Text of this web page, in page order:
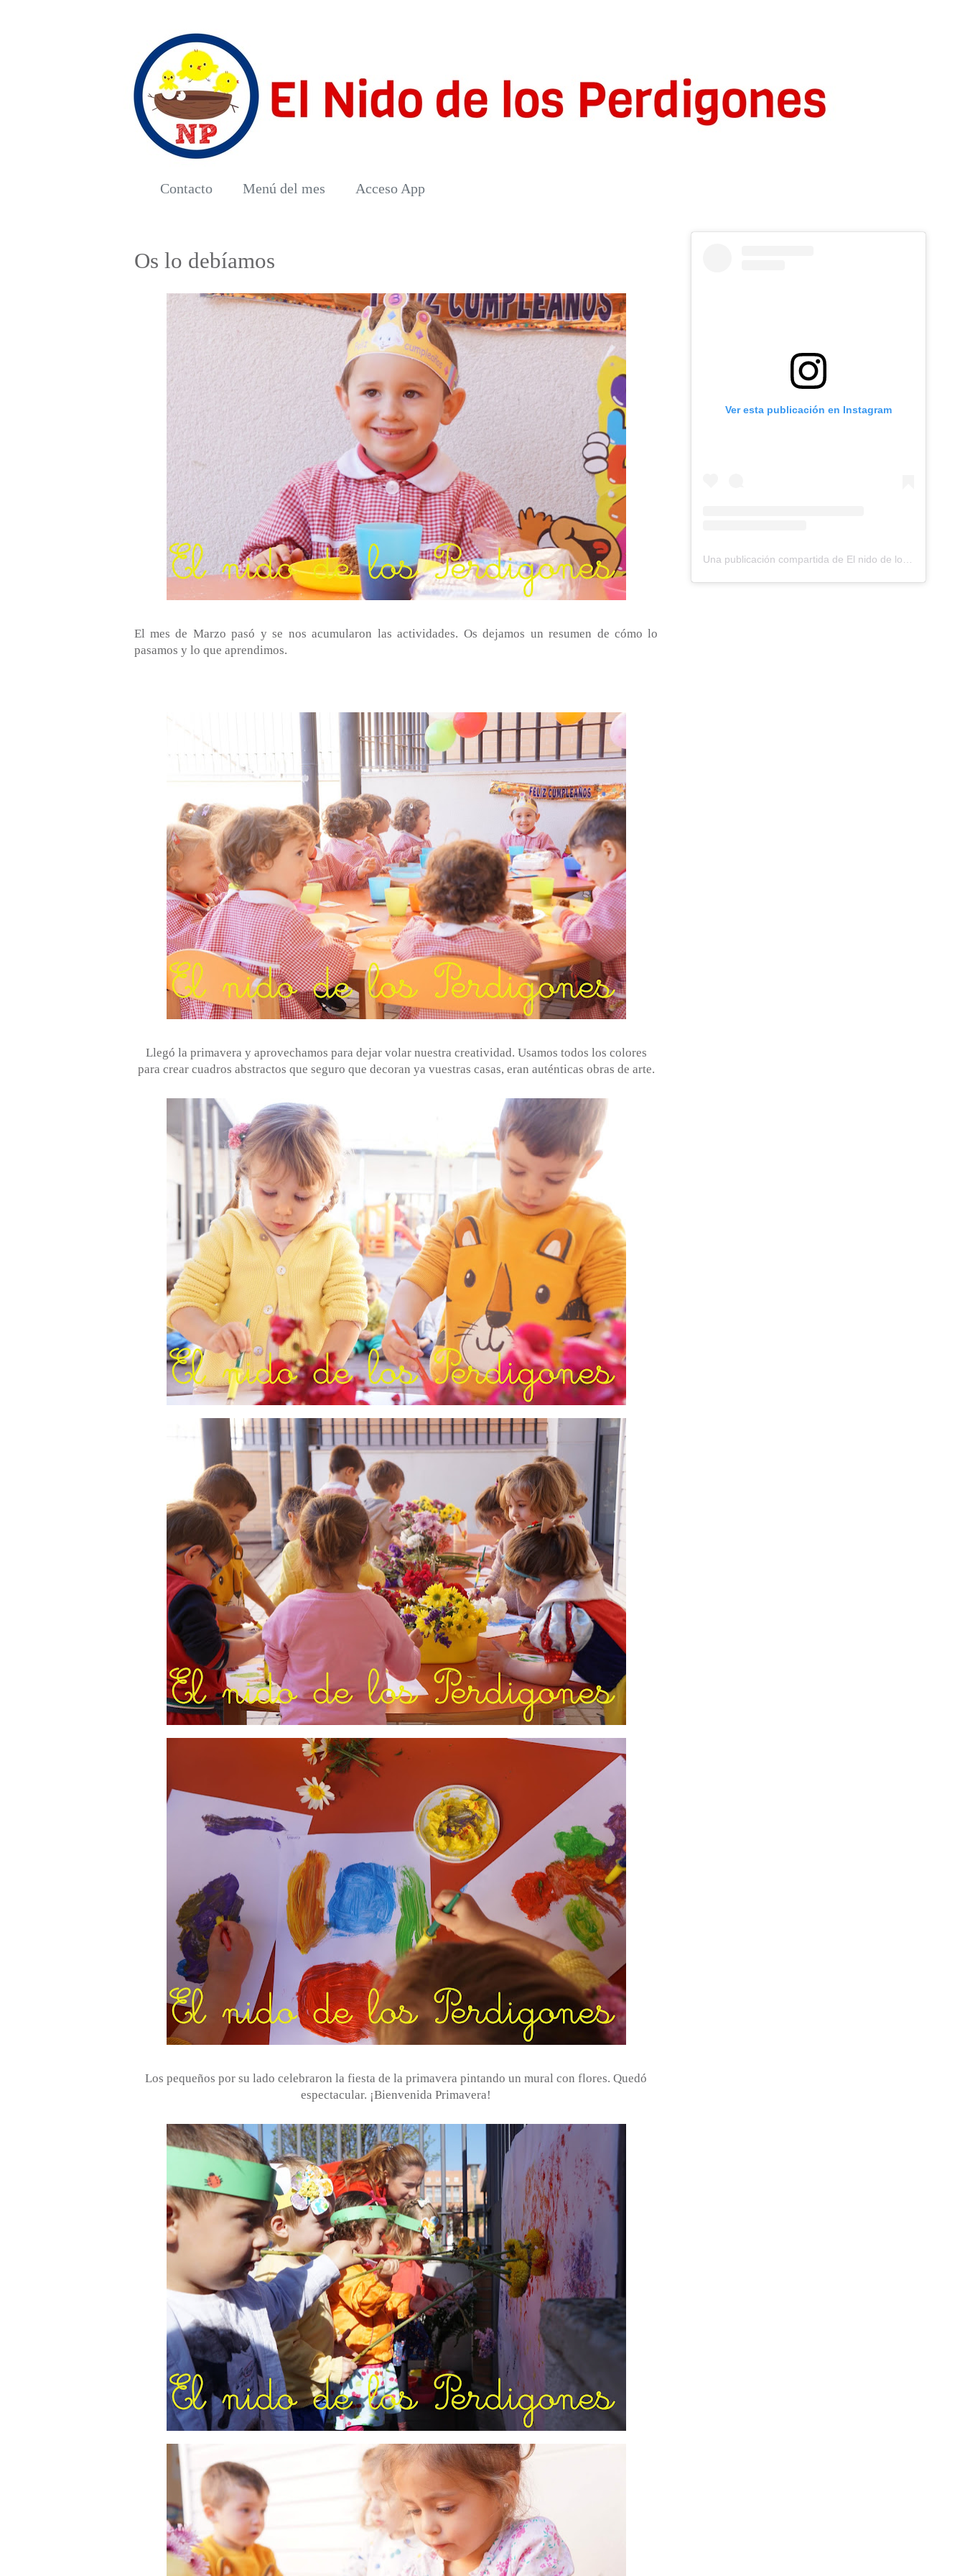
Contacto Menú del mes Acceso App
Os lo debíamos
El mes de Marzo pasó y se nos acumularon las actividades. Os dejamos un resumen de cómo lo
pasamos y lo que aprendimos.
Llegó la primavera y aprovechamos para dejar volar nuestra creatividad. Usamos todos los colores
para crear cuadros abstractos que seguro que decoran ya vuestras casas, eran auténticas obras de arte.
Los pequeños por su lado celebraron la fiesta de la primavera pintando un mural con flores. Quedó
espectacular. ¡Bienvenida Primavera!
Ver esta publicación en Instagram